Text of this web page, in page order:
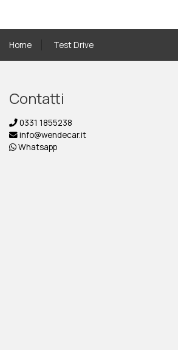
Home Test Drive
Contatti
0331 1855238
info@wendecar.it
Whatsapp